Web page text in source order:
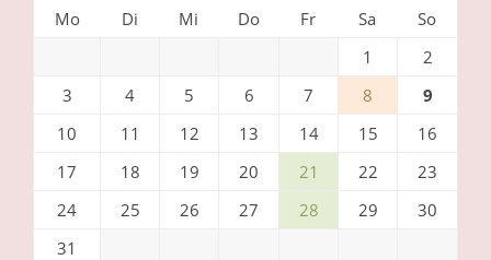
Mo
Di Mi Do Fr Sa
So
1
2
3
4 5 6 7 8
9
10
11 12 13 14 15
16
17
18 19 20 21 22
23
24
25 26 27 28 29
30
31